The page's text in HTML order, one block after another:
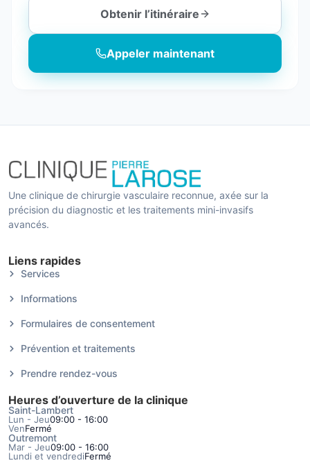
Obtenir l’itinéraire
Appeler maintenant
Une clinique de chirurgie vasculaire reconnue, axée sur la
précision du diagnostic et les traitements mini-invasifs
avancés.
Liens rapides
Services
Informations
Formulaires de consentement
Prévention et traitements
Prendre rendez-vous
Heures d’ouverture de la clinique
Saint-Lambert
Lun - Jeu09:00 - 16:00
VenFermé
Outremont
Mar - Jeu09:00 - 16:00
Lundi et vendrediFermé